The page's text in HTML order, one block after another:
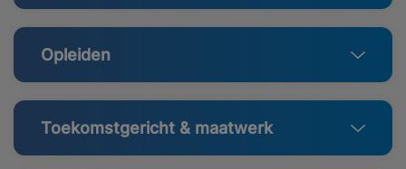
Opleiden
Toekomstgericht & maatwerk